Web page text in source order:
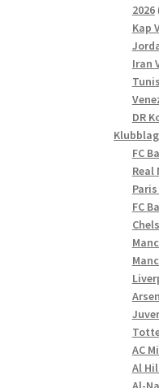
2026
Kap
Iran
DR
Klubblag
FC
Real
FC
AC
Al